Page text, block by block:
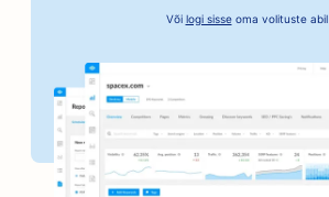
SEO juuksuripoodidele
SEO pankadele
SEO raamatupoodidele
Või logi sisseoma volituste abil